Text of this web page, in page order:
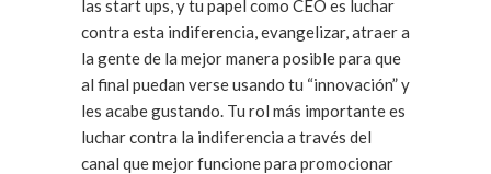
las start ups, y tu papel como CEO es luchar
contra esta indiferencia, evangelizar, atraer a
la gente de la mejor manera posible para que
al final puedan verse usando tu “innovación” y
les acabe gustando. Tu rol más importante es
luchar contra la indiferencia a través del
canal que mejor funcione para promocionar